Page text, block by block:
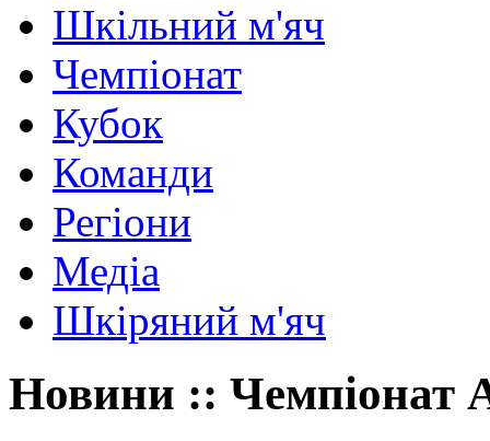
Шкільний м'яч
Чемпіонат
Кубок
Команди
Регіони
Медіа
Шкіряний м'яч
Новини ::